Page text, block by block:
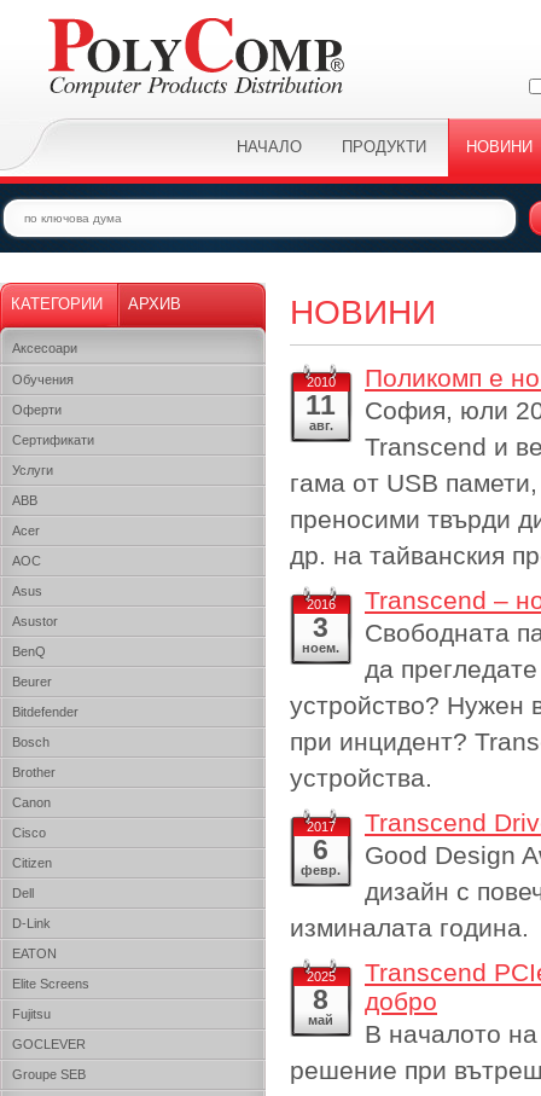
НАЧАЛО ПРОДУКТИ НОВИНИ
КАТЕГОРИИ АРХИВ
Аксесоари
Обучения
Оферти
Сертификати
Услуги
ABB
Acer
AOC
Asus
Asustor
BenQ
Beurer
Bitdefender
Bosch
Brother
Canon
Cisco
Citizen
Dell
D-Link
EATON
Elite Screens
Fujitsu
GOCLEVER
Groupe SEB
НОВИНИ
2010
11
авг.
Поликомп е
София, юли
Transcend и
гама от USB
преносими твърди
др. на тайванския
2016
3
ноем.
Transcend –
Свободната
да
устройство? Нужен
при инцидент?
устройства.
2017
6
февр.
Transcend
Good Design
дизайн с
изминалата година.
2025
8
май
Transcend
добро
В началото
решение при